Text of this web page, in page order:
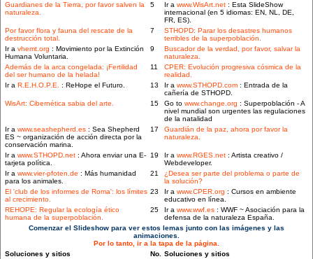
Guardianes de la Tierra, por favor salven la
naturaleza.
5 Ir a www.WisArt.net : Esta SlideShow
internacional (en 5 idiomas: EN, NL, DE,
FR, ES).
Por favor flora y fauna del rescate de la
destrucción total.
7
STHOPD: Parar los desastres humanos
terribles de la superpoblación.
Ir a vhemt.org : Movimiento por la Extinción
Humana Voluntaria.
9
Buscador de la verdad, por favor, salvar la
naturaleza.
Además de la arca congelada: ¡Fertilidad
del ser humano de la helada!
11
CPER: Evolución progresiva cósmica de la
realidad.
Ir a R.E.H.O.P.E. : ReHope el Futuro. 13 Ir a www.STHOPD.com : Entrada de la
cañería de STHOPD.
WisArt: Cibernética sabia del arte.
15 Go to www.change.org : Superpoblación - A
nivel mundial son urgentes las regulaciones
de la natalidad
Ir a www.seashepherd.es : Sea Shepherd
ES ~ organización de acción directa por la
conservación marina.
17
Guardián de la paz, ahora por favor la
naturaleza.
Ir a www.STHOPD.net : Ahora enviar una E-
tarjeta política.
19 Ir a www.RGES.net : Artista creativo /
Webdeveloper.
Ir a www.vier-pfoten.de : Más humanidad
para los animales.
21
¿Desea ser parte del problema o parte de
la solución?
El 'club de los informes de Roma': los límites
al crecimiento.
23 Ir a www.CPER.org : Cursos en ambiente
educativo en línea.
REHOPE: Regular la ecología ético
humana de la superpoblación.
25 Ir a www.wwf.es : WWF ~ Asociación para la
defensa de la naturaleza España.
Comenzar el Slideshow para ver estos lemas junto con las imágenes y las
animaciones.
Por lo tanto, ir a la tapa de la página.
Soluciones y sitios
No. Soluciones y sitios